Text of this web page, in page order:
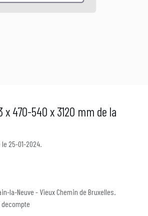
x 470-540 x 3120 mm de la
le 25-01-2024.
la-Neuve - Vieux Chemin de Bruxelles.